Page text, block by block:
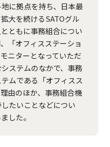
に拠点を持ち、日本最
大を続けるSATOグル
ともに事務組合につい
「オフィスステーショ
ニターとなっていただ
ステムのなかで、事務
ムである「オフィスス
由のほか、事務組合機
たいことなどについ
した。